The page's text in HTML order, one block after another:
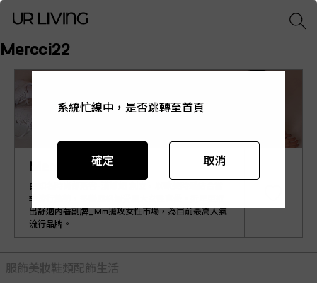
Mercci22
Mercci22
由知名時尚部落客-漢娜妞 創立，以歐美時髦結合當
季流行趨勢，多變風格深受廣大女性喜愛。近年更推
出舒適內著副牌_Mm搶攻女性市場，為目前最高人氣
流行品牌。
服飾美妝 鞋類配飾生活
系統忙線中，是否跳轉至首頁
確定 取消
系統忙線中，是否跳轉至首頁
確定 取消
系統忙線中，是否跳轉至首頁
確定 取消
系統忙線中，是否跳轉至首頁
確定 取消
系統忙線中，是否跳轉至首頁
確定 取消